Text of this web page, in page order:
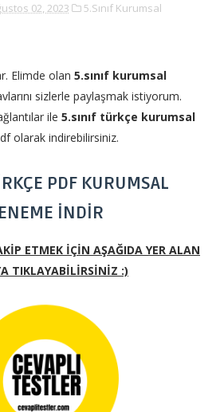
02, 2023
5.Sınıf Kurumsal
Elimde olan 5.sınıf kurumsal
sizlerle paylaşmak istiyorum.
ile 5.sınıf türkçe kurumsal
olarak indirebilirsiniz.
PDF KURUMSAL
İNDİR
ETMEK İÇİN AŞAĞIDA YER ALAN
TIKLAYABİLİRSİNİZ :)